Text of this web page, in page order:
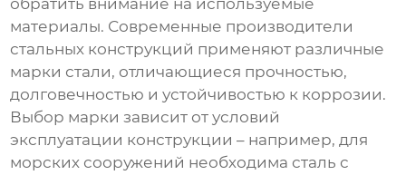
обратить внимание на используемые
материалы. Современные производители
стальных конструкций применяют различные
марки стали, отличающиеся прочностью,
долговечностью и устойчивостью к коррозии.
Выбор марки зависит от условий
эксплуатации конструкции – например, для
морских сооружений необходима сталь с